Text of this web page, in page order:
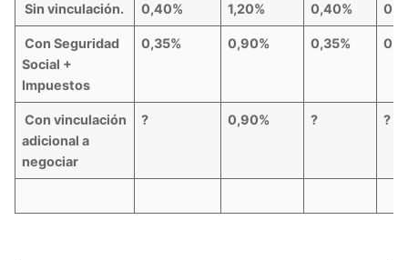
Sin vinculación. 0,40% 1,20% 0,40%
Con Seguridad
Social +
Impuestos
0,35% 0,90% 0,35%
Con vinculación
adicional a
negociar
? 0,90% ? ?